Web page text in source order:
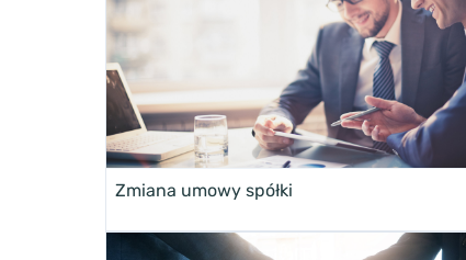
Zmiana umowy spółki